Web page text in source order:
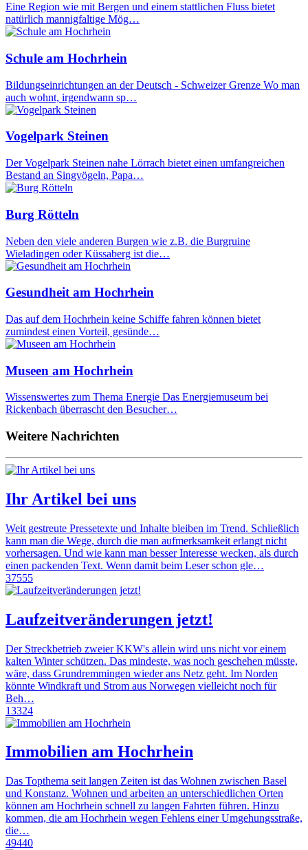
Eine Region wie mit Bergen und einem stattlichen Fluss bietet
natürlich mannigfaltige Mög…
Schule am Hochrhein
Bildungseinrichtungen an der Deutsch - Schweizer Grenze Wo man
auch wohnt, irgendwann sp…
Vogelpark Steinen
Der Vogelpark Steinen nahe Lörrach bietet einen umfangreichen
Bestand an Singvögeln, Papa…
Burg Rötteln
Neben den viele anderen Burgen wie z.B. die Burgruine
Wieladingen oder Küssaberg ist die…
Gesundheit am Hochrhein
Das auf dem Hochrhein keine Schiffe fahren können bietet
zumindest einen Vorteil, gesünde…
Museen am Hochrhein
Wissenswertes zum Thema Energie Das Energiemuseum bei
Rickenbach überrascht den Besucher…
Weitere Nachrichten
Ihr Artikel bei uns
Weit gestreute Pressetexte und Inhalte bleiben im Trend. Schließlich
kann man die Wege, durch die man aufmerksamkeit erlangt nicht
vorhersagen. Und wie kann man besser Interesse wecken, als durch
einen packenden Text. Wenn damit beim Leser schon gle…
37555
Laufzeitveränderungen jetzt!
Der Streckbetrieb zweier KKW's allein wird uns nicht vor einem
kalten Winter schützen. Das mindeste, was noch geschehen müsste,
wäre, dass Grundremmingen wieder ans Netz geht. Im Norden
könnte Windkraft und Strom aus Norwegen vielleicht noch für
Beh…
13324
Immobilien am Hochrhein
Das Topthema seit langen Zeiten ist das Wohnen zwischen Basel
und Konstanz. Wohnen und arbeiten an unterschiedlichen Orten
können am Hochrhein schnell zu langen Fahrten führen. Hinzu
kommen, die am Hochrhein wegen Fehlens einer Umgehungsstraße,
die…
49440